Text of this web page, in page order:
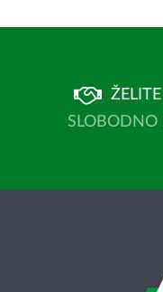
ŽELITE
SLOBODNO